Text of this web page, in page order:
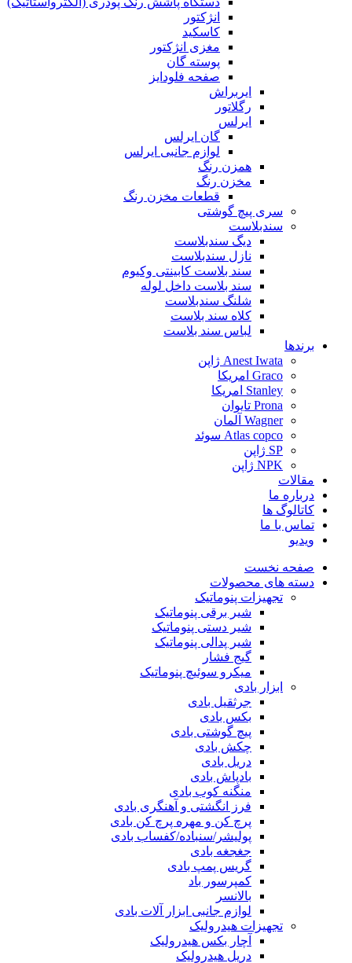
انژکتور
کاسکید
مغزی انژکتور
پوسته گان
صفحه فلودایز
ایربراش
رگلاتور
ایرلس
گان ایرلس
لوازم جانبی ایرلس
همزن رنگ
مخزن رنگ
قطعات مخزن رنگ
سری پیچ گوشتی
سندبلاست
دیگ سندبلاست
نازل سندبلاست
سند بلاست کابینتی وکیوم
سند بلاست داخل لوله
شلنگ سندبلاست
کلاه سند بلاست
لباس سند بلاست
برندها
Anest Iwata ژاپن
Graco امریکا
Stanley امریکا
Prona تایوان
Wagner آلمان
Atlas copco سوئد
SP ژاپن
NPK ژاپن
مقالات
درباره ما
کاتالوگ ها
تماس با ما
ویدیو
صفحه نخست
دسته های محصولات
تجهیزات پنوماتیک
شیر برقی پنوماتیک
شیر دستی پنوماتیک
شیر پدالی پنوماتیک
گیج فشار
میکرو سوئیچ پنوماتیک
ابزار بادی
جرثقیل بادی
بکس بادی
پیچ گوشتی بادی
چکش بادی
دریل بادی
بادپاش بادی
منگنه کوب بادی
فرز انگشتی و آهنگری بادی
پرچ کن و مهره پرچ کن بادی
پولیشر/سنباده/کفساب بادی
جغجغه بادی
گریس پمپ بادی
کمپرسور باد
بالانسر
لوازم جانبی ابزار آلات بادی
تجهیزات هیدرولیک
آچار بکس هیدرولیک
دریل هیدرولیک